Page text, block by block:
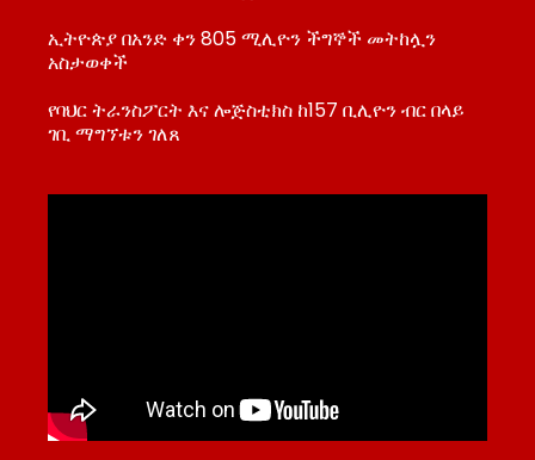
ኢትዮጵያ በአንድ ቀን 805 ሚሊዮን ችግኞች መትከሏን
አስታወቀች
የባህር ትራንስፖርት እና ሎጅስቲክስ ከ157 ቢሊዮን ብር በላይ
ገቢ ማግኘቱን ገለጸ